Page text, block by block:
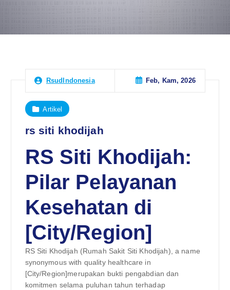
RsudIndonesia Feb, Kam, 2026
Artikel
rs siti khodijah
RS Siti Khodijah:
Pilar Pelayanan
Kesehatan di
[City/Region]
RS Siti Khodijah (Rumah Sakit Siti Khodijah), a name
synonymous with quality healthcare in
[City/Region]merupakan bukti pengabdian dan
komitmen selama puluhan tahun terhadap